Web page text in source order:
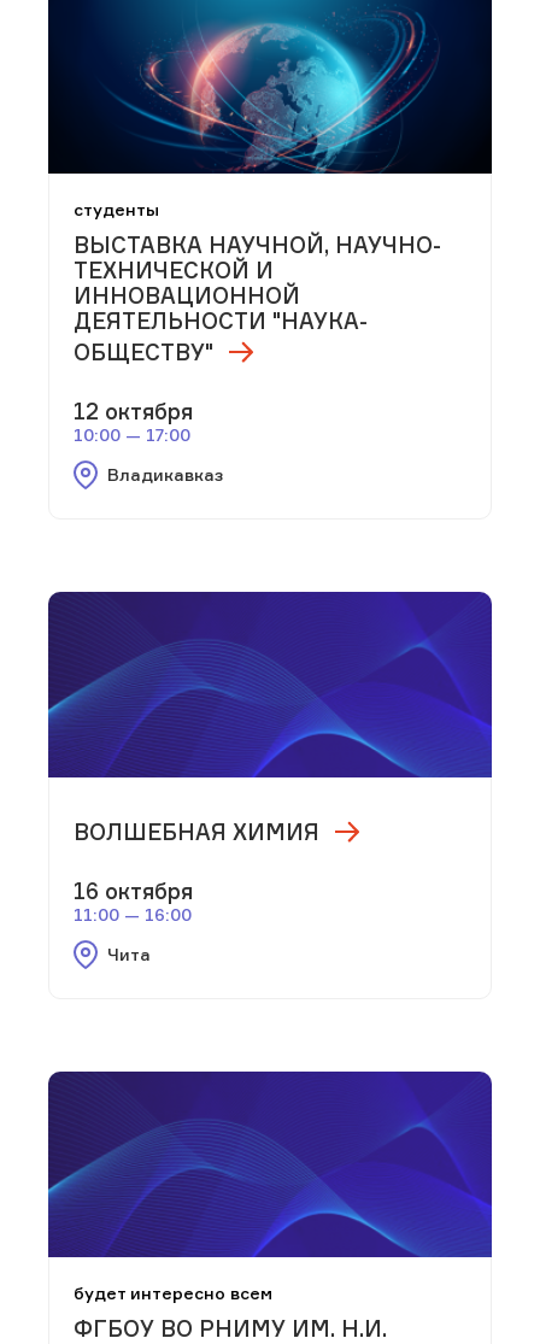
студенты
ВЫСТАВКА НАУЧНОЙ, НАУЧНО-
ТЕХНИЧЕСКОЙ И
ИННОВАЦИОННОЙ
ДЕЯТЕЛЬНОСТИ "НАУКА-
ОБЩЕСТВУ"
12 октября
10:00 — 17:00
Владикавказ
ВОЛШЕБНАЯ ХИМИЯ
16 октября
11:00 — 16:00
Чита
будет интересно всем
ФГБОУ ВО РНИМУ ИМ. Н.И.